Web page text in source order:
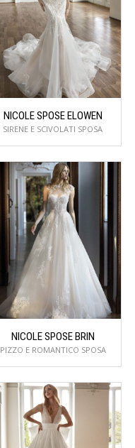
NICOLE SPOSE ELOWEN
SIRENE E SCIVOLATI SPOSA
NICOLE SPOSE BRIN
PIZZO E ROMANTICO SPOSA